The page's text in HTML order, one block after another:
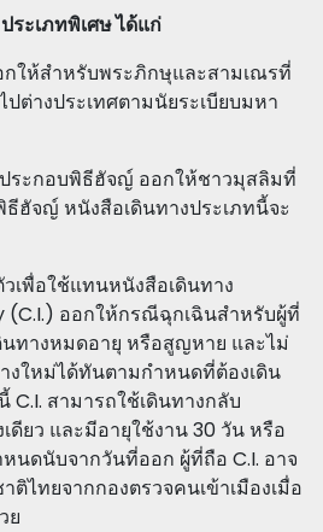
ระเภทพิเศษ ได้แก่
กให้สำหรับพระภิกษุและสามเณรที่
ต่างประเทศตามนัยระเบียบมหา
ประกอบพิธีฮัจญ์ ออกให้ชาวมุสลิมที่
ธีฮัจญ์ หนังสือเดินทางประเภทนี้จะ
เพื่อใช้แทนหนังสือเดินทาง
ออกให้กรณีฉุกเฉินสำหรับผู้ที่
นทางหมดอายุ หรือสูญหาย และไม่
งใหม่ได้ทันตามกำหนดที่ต้องเดิน
C.I. สามารถใช้เดินทางกลับ
เดียว และมีอายุใช้งาน 30 วัน หรือ
นดนับจากวันที่ออก ผู้ที่ถือ C.I. อาจ
ไทยจากกองตรวจคนเข้าเมืองเมื่อ
ย